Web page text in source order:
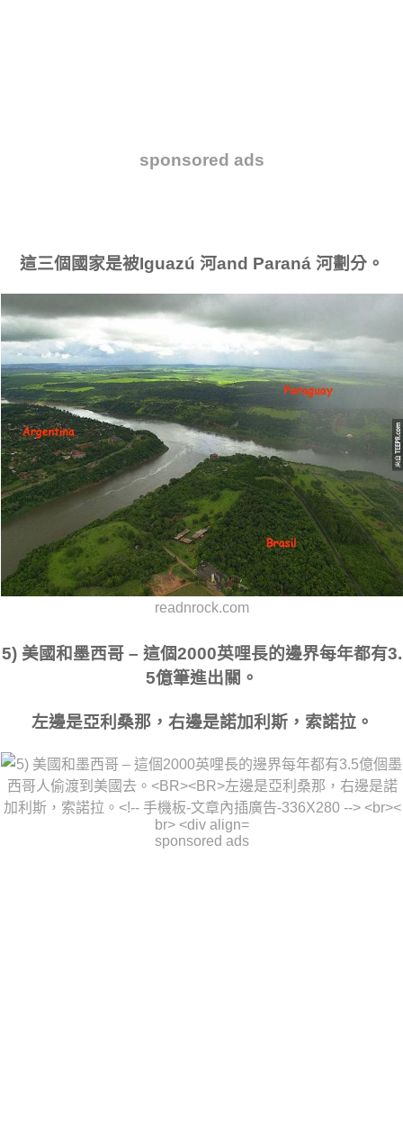
sponsored ads
這三個國家是被Iguazú 河and Paraná 河劃分。
readnrock.com
5) 美國和墨西哥 – 這個2000英哩長的邊界每年都有3.
5億筆進出關。
左邊是亞利桑那，右邊是諾加利斯，索諾拉。
sponsored ads